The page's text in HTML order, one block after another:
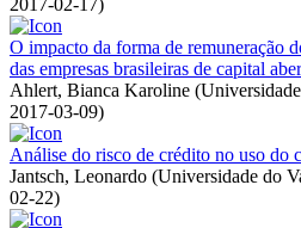
2017-02-17)
O impacto da forma de remuneração
das empresas brasileiras de capital
Ahlert, Bianca Karoline (
2017-03-09)
Análise do risco de crédito no uso do
Jantsch, Leonardo (Universidade do
02-22)